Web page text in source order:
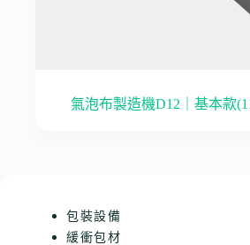
氣泡布製造機D12｜基本款
包裝設備
緩衝包材